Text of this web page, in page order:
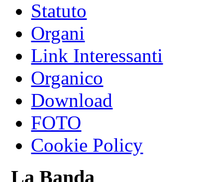
Statuto
Organi
Link Interessanti
Organico
Download
FOTO
Cookie Policy
La Banda